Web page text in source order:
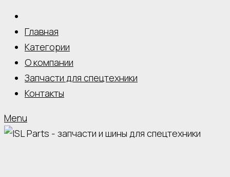
Главная
Категории
О компании
Запчасти для спецтехники
Контакты
Menu